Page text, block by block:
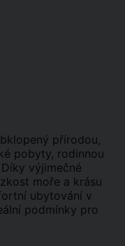
přírodou,
pobyty, rodinnou
výjimečné
moře a krásu
ubytování v
podmínky pro